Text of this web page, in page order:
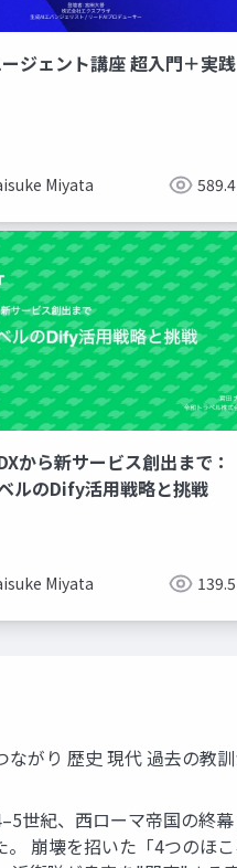
ジェント講座 超入門＋実践
Miyata
から新サービス創出まで：
ルのDify活用戦略と挑戦
Miyata
がり 歴史 現代 過去の教
世紀、西ローマ帝国の終
。 崩壊を招いた「4つの